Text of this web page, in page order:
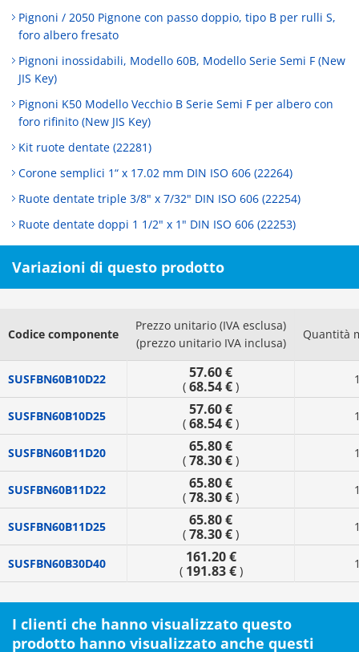
Pignoni / 2050 Pignone con passo doppio, tipo B per rulli S,
foro albero fresato
Pignoni inossidabili, Modello 60B, Modello Serie Semi F (New
JIS Key)
Pignoni K50 Modello Vecchio B Serie Semi F per albero con
foro rifinito (New JIS Key)
Kit ruote dentate (22281)
Corone semplici 1“ x 17.02 mm DIN ISO 606 (22264)
Ruote dentate triple 3/8" x 7/32" DIN ISO 606 (22254)
Ruote dentate doppi 1 1/2" x 1" DIN ISO 606 (22253)
Variazioni di questo prodotto
Codice componente
Prezzo unitario (IVA esclusa)
(prezzo unitario IVA inclusa)
Quantità
SUSFBN60B10D22 57.60 €
( 68.54 € )
SUSFBN60B10D25 57.60 €
( 68.54 € )
SUSFBN60B11D20 65.80 €
( 78.30 € )
SUSFBN60B11D22 65.80 €
( 78.30 € )
SUSFBN60B11D25 65.80 €
( 78.30 € )
SUSFBN60B30D40 161.20 €
( 191.83 €)
I clienti che hanno visualizzato questo
prodotto hanno visualizzato anche questi